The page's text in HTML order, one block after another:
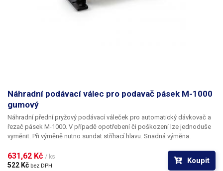
Náhradní podávací válec pro podavač pásek M-1000
gumový
Náhradní přední pryžový podávací váleček pro automatický dávkovač a
řezač pásek M-1000. V případě opotřebení či poškození lze jednoduše
vyměnit. Při výměně nutno sundat stříhací hlavu. Snadná výměna.
631,62 Kč / ks
522 Kč bez DPH
Koupit